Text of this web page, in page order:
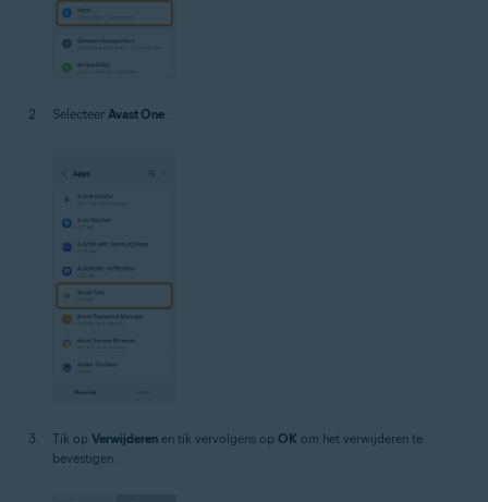
Selecteer Avast One.
Tik op Verwijderen en tik vervolgens op OK om het verwijderen te
bevestigen.